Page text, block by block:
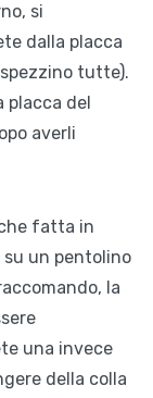
si
dalla placca
tutte).
placca del
averli
fatta in
su un pentolino
la
una invece
della colla